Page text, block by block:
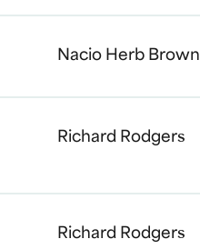
Nacio Herb Brown
Richard Rodgers
Richard Rodgers